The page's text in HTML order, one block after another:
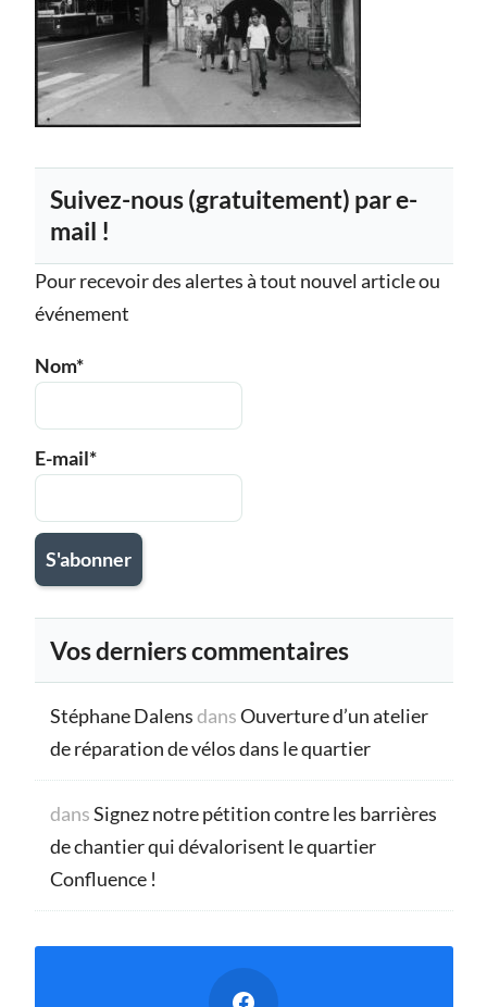
Suivez-nous (gratuitement) par e-
mail !
Pour recevoir des alertes à tout nouvel article ou
événement
Nom*
E-mail*
Vos derniers commentaires
Stéphane DalensdansOuverture d’un atelier
de réparation de vélos dans le quartier
dansSignez notre pétition contre les barrières
de chantier qui dévalorisent le quartier
Confluence !